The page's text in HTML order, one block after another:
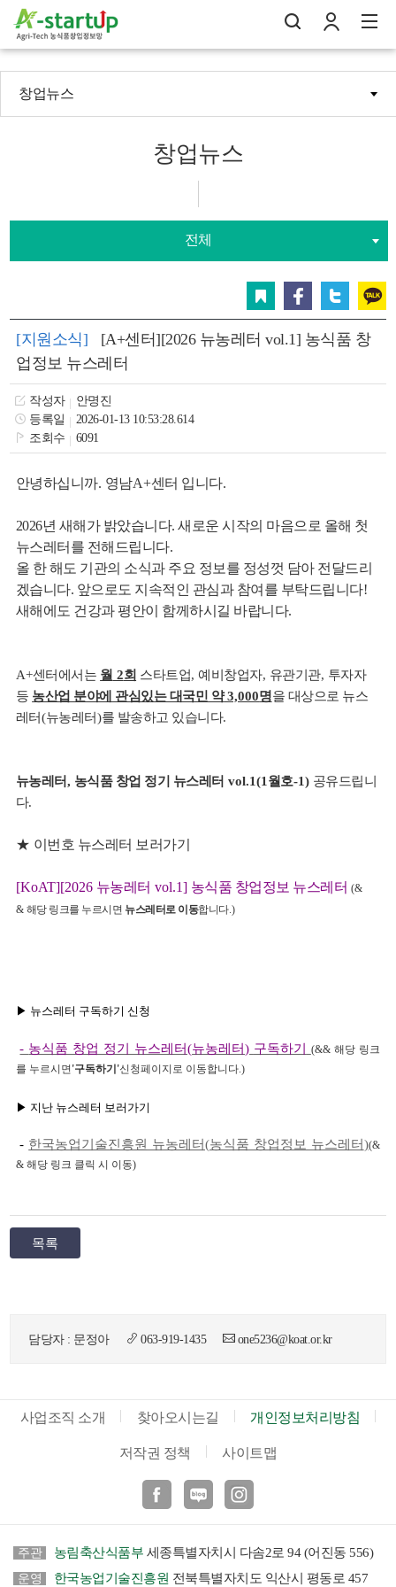
창 인
창업뉴스
창업뉴스
전체
트위터 카카오
[지원소식]
[A+센터][2026 뉴농레터 vol.1] 농식품 창
업정보 뉴스레터
작성자
안명진
등록일
2026-01-13 10:53:28.614
조회수
6091
안녕하십니까. 영남A+센터 입니다.
2026년 새해가 밝았습니다.새로운 시작의 마음으로 올해 첫
뉴스레터를 전해드립니다.
올 한 해도 기관의 소식과 주요 정보를 정성껏 담아 전달드리
겠습니다. 앞으로도 지속적인 관심과 참여를 부탁드립니다!
새해에도 건강과 평안이 함께하시길 바랍니다.
A+센터에서는 월 2회 스타트업, 예비창업자, 유관기관, 투자자
등 농산업 분야에 관심있는 대국민 약3,000명을 대상으로 뉴스
레터(뉴농레터)를 발송하고 있습니다.
뉴농레터, 농식품 창업 정기 뉴스레터 vol.1(1 월호-1) 공유드립니
다.
★ 이번호 뉴스레터 보러가기
[KoAT][2026 뉴농레터 vol.1] 농식품 창업정보 뉴스레터 (&
& 해당 링크를 누르시면 뉴스레터로 이동합니다.)
▶ 뉴스레터 구독하기 신청
- 농식품 창업 정기 뉴스레터(뉴농레터) 구독하기 (&& 해당 링크
를 누르시면 '구독하기 '신청페이지로 이동합니다.)
▶ 지난 뉴스레터 보러가기
- 한국농업기술진흥원 뉴농레터(농식품 창업정보 뉴스레터)(&
& 해당 링크 클릭 시 이동)
목록
담당자 : 문정아 063-919-1435 one5236@koat.or.kr
사업조직 소개 찾아오시는길 개인정보처리방침
저작권 정책 사이트맵
인스타
주관 농림축산식품부 세종특별자치시 다솜2로 94 (어진동 556)
운영 한국농업기술진흥원 전북특별자치도 익산시 평동로 457